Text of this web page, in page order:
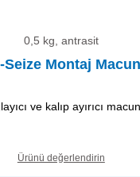
0,5 kg, antrasit
Seize Montaj
ve kalıp ayırıcı macun
Ürünü değerlendirin